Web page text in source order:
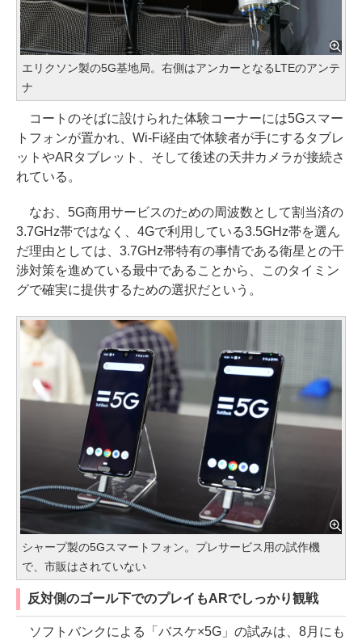
エリクソン製の5G基地局。右側はアンカーとなるLTEのアンテ
ナ
コートのそばに設けられた体験コーナーには5Gスマー
トフォンが置かれ、Wi-Fi経由で体験者が手にするタブレ
ットやARタブレット、そして後述の天井カメラが接続さ
れている。
なお、5G商用サービスのための周波数として割当済の
3.7GHz帯ではなく、4Gで利用している3.5GHz帯を選ん
だ理由としては、3.7GHz帯特有の事情である衛星との干
渉対策を進めている最中であることから、このタイミン
グで確実に提供するための選択だという。
シャープ製の5Gスマートフォン。プレサービス用の試作機
で、市販はされていない
反対側のゴール下でのプレイもARでしっかり観戦
ソフトバンクによる「バスケ×5G」の試みは、8月にも